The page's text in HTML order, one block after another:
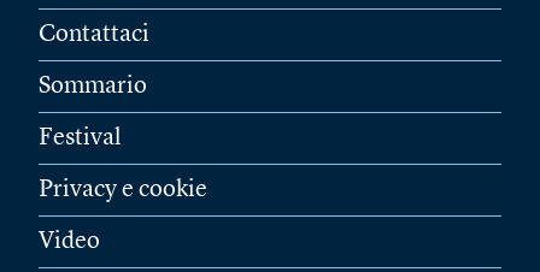
Contattaci
Sommario
Festival
Privacy e cookie
Video